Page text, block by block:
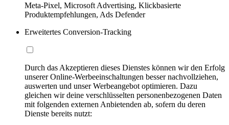
Meta-Pixel, Microsoft Advertising, Klickbasierte
Produktempfehlungen, Ads Defender
Erweitertes Conversion-Tracking
Durch das Akzeptieren dieses Dienstes können wir den Erfolg
unserer Online-Werbeeinschaltungen besser nachvollziehen,
auswerten und unser Werbeangebot optimieren. Dazu
gleichen wir deine verschlüsselten personenbezogenen Daten
mit folgenden externen Anbietenden ab, sofern du deren
Dienste bereits nutzt: